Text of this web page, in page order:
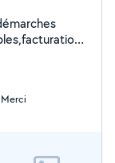
petits
confiance. Je
peinture
pas